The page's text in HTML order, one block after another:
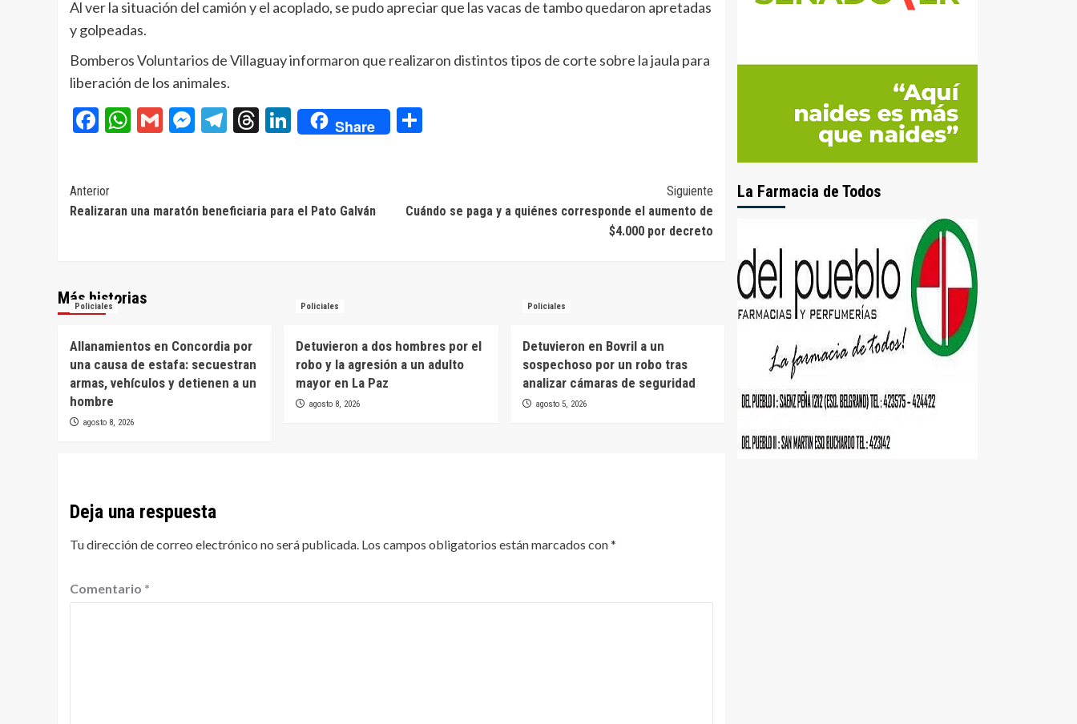
Al ver la situación del camión y el acoplado, se pudo apreciar que las vacas de tambo quedaron apretadas
y golpeadas.
Bomberos Voluntarios de Villaguay informaron que realizaron distintos tipos de corte sobre la jaula para
liberación de los animales.
Facebook
WhatsApp
GmailMessenger
Telegram
Threads
LinkedIn
Share
Navegación
de
Anterior
Realizaran una maratón beneficiaria para el Pato Galván
Siguiente
Cuándo se paga y a quiénes corresponde el aumento de
$4.000 por decreto
Más historias
Policiales
Allanamientos en Concordia por
una causa de estafa: secuestran
armas, vehículos y detienen a un
hombre
agosto 8, 2026
Policiales
Detuvieron a dos hombres por el
robo y la agresión a un adulto
mayor en La Paz
agosto 8, 2026
Policiales
Detuvieron en Bovril a un
sospechoso por un robo tras
analizar cámaras de seguridad
agosto 5, 2026
Deja una respuesta
Tu dirección de correo electrónico no será publicada. Los campos obligatorios están marcados con*
Comentario *
La Farmacia de Todos